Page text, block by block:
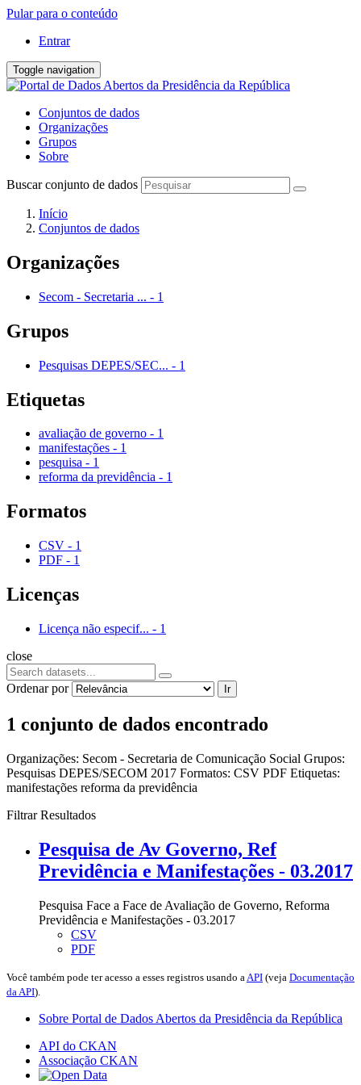
Pular para o conteúdo
Entrar
Toggle navigation
Conjuntos de dados
Organizações
Grupos
Sobre
Buscar conjunto de dados
Início
Conjuntos de dados
Organizações
Secom - Secretaria ... - 1
Grupos
Pesquisas DEPES/SEC... - 1
Etiquetas
avaliação de governo - 1
manifestações - 1
pesquisa - 1
reforma da previdência - 1
Formatos
CSV - 1
PDF - 1
Licenças
Licença não especif... - 1
close
Ordenar por Ir
1 conjunto de dados encontrado
Organizações: Secom - Secretaria de Comunicação Social Grupos:
Pesquisas DEPES/SECOM 2017 Formatos: CSV PDF Etiquetas:
manifestações reforma da previdência
Filtrar Resultados
Pesquisa de Av Governo, Ref
Previdência e Manifestações - 03.2017
Pesquisa Face a Face de Avaliação de Governo, Reforma
Previdência e Manifestações - 03.2017
CSV
PDF
Você também pode ter acesso a esses registros usando a API (veja Documentação
da API).
Sobre Portal de Dados Abertos da Presidência da República
API do CKAN
Associação CKAN